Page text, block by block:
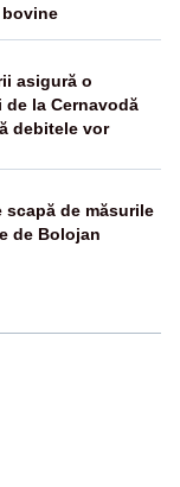
asigură o
la Cernavodă
debitele vor
scapă de măsurile
de Bolojan